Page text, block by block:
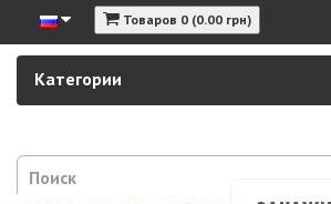
Товаров 0 (0.00 грн)
Категории